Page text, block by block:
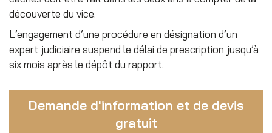
découverte du vice.
L’engagement d’une procédure en désignation d’un
expert judiciaire suspend le délai de prescription jusqu’à
six mois après le dépôt du rapport.
Demande d'information et de devis
gratuit